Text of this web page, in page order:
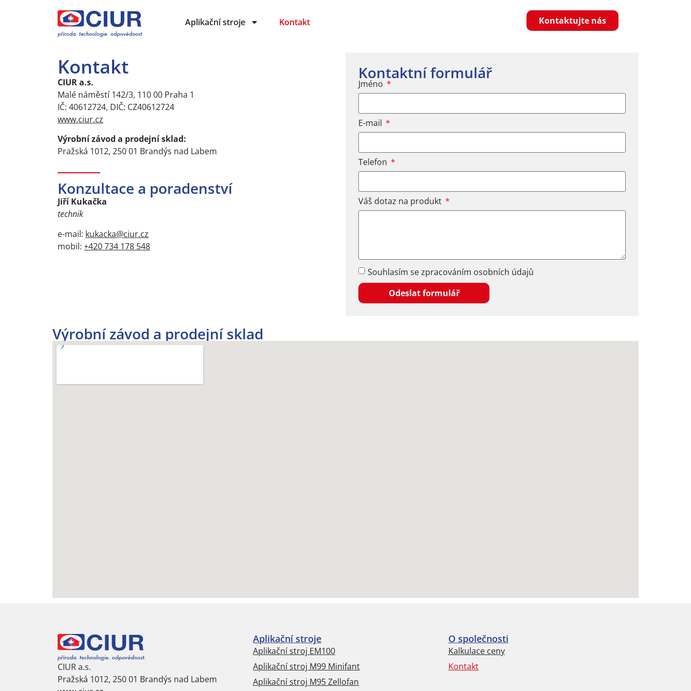
Aplikační stroje Kontakt Kontaktujte nás
Kontakt
CIUR a.s.
Malé náměstí 142/3, 110 00 Praha 1
IČ: 40612724, DIČ: CZ40612724
www.ciur.cz
Výrobní závod a prodejní sklad:
Pražská 1012, 250 01 Brandýs nad Labem
Konzultace a poradenství
Jiří Kukačka
technik
e-mail: kukacka@ciur.cz
mobil: +420 734 178 548
Kontaktní formulář
Jméno
E-mail
Telefon
Váš dotaz na produkt
Souhlasím se zpracováním osobních údajů
Odeslat formulář
Výrobní závod a prodejní sklad​
CIUR a.s.
Pražská 1012, 250 01 Brandýs nad Labem
Aplikační stroje
Aplikační stroj EM100
Aplikační stroj M99 Minifant
Aplikační stroj M95 Zellofan
O společnosti
Kalkulace ceny
Kontakt